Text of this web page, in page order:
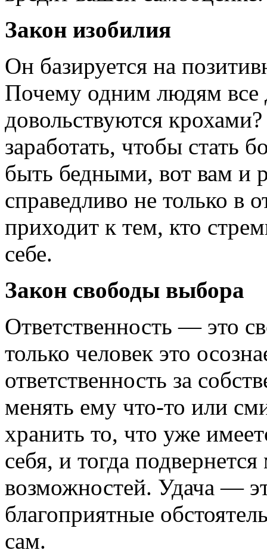
Закон изобилия
Он базируется на
Почему одним людям все
довольствуются
заработать, чтобы стать
быть бедными, вот вам и
справедливо не только в
приходит к тем, кто
себе.
Закон свободы выбора
Ответственность — это
только человек это
ответственность за
менять ему что-то или
хранить то, что уже
себя, и тогда
возможностей. Удача —
благоприятные
сам.